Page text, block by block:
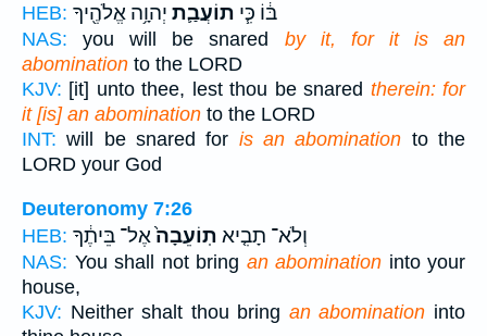
HEB:
בּ֔וֹ כִּ֧י תוֹעֲבַ֛ת יְהוָ֥ה אֱלֹהֶ֖יךָ
NAS: you will be snared by it, for it is an
abomination to the LORD
KJV: [it] unto thee, lest thou be snared therein: for
it [is] an abomination to the LORD
INT: will be snared for is an abomination to the
LORD your God
Deuteronomy 7:26
HEB:
וְלֹא־ תָבִ֤יא תֽוֹעֵבָה֙אֶל־ בֵּיתֶ֔ךָ
NAS: You shall not bring an abomination into your
house,
KJV: Neither shalt thou bring an abomination into